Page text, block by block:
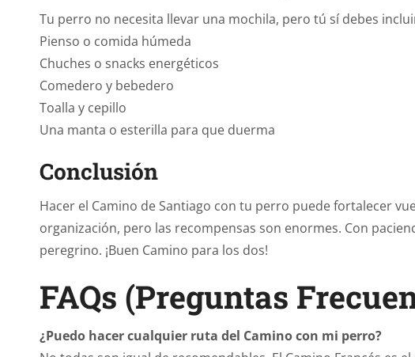
Tu perro no necesita llevar una mochila, pero tú sí debes
Pienso o comida húmeda
Chuches o snacks energéticos
Comedero y bebedero
Toalla y cepillo
Una manta o esterilla para que duerma
Conclusión
Hacer el Camino de Santiago con tu perro puede fortalecer
organización, pero las recompensas son enormes. Con
peregrino. ¡Buen Camino para los dos!
FAQs (Preguntas
¿Puedo hacer cualquier ruta del Camino con mi perro?